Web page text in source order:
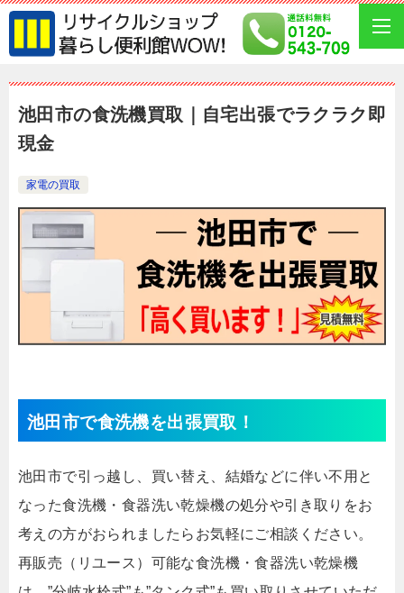
池田市の食洗機買取｜自宅出張でラクラク即
現金
家電の買取
池田市で食洗機を出張買取！
池田市で引っ越し、買い替え、結婚などに伴い不用と
なった食洗機・食器洗い乾燥機の処分や引き取りをお
考えの方がおられましたらお気軽にご相談ください。
再販売（リユース）可能な食洗機・食器洗い乾燥機